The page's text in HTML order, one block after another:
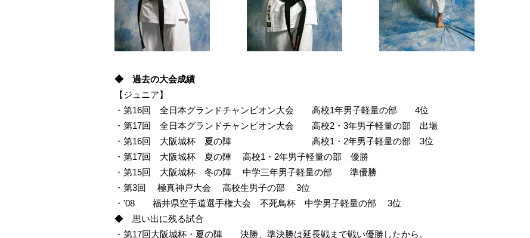
◆ 過去の大会成績
【ジュニア】
・第16回 全日本グランドチャンピオン大会 高校1年男子軽量の部 4位
・第17回 全日本グランドチャンピオン大会 高校2・3年男子軽量の部 出場
・第16回 大阪城杯 夏の陣 高校1・2年男子軽量の部 3位
・第17回 大阪城杯 夏の陣 高校1・2年男子軽量の部 優勝
・第15回 大阪城杯 冬の陣 中学三年男子軽量の部 準優勝
・第3回 極真神戸大会 高校生男子の部 3位
・'08 福井県空手道選手権大会 不死鳥杯 中学男子軽量の部 3位
◆ 思い出に残る試合
・第17回大阪城杯・夏の陣 決勝、準決勝は延長戦まで戦い優勝したから。